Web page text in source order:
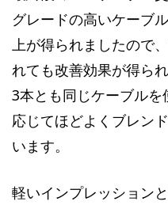
グレードの高いケーブ
上が得られましたので
れても改善効果が得られ
3本とも同じケーブル
応じてほどよくブレン
います。
軽いインプレッション